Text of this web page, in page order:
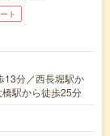
ト
13分／西長堀駅か
駅から徒歩25分